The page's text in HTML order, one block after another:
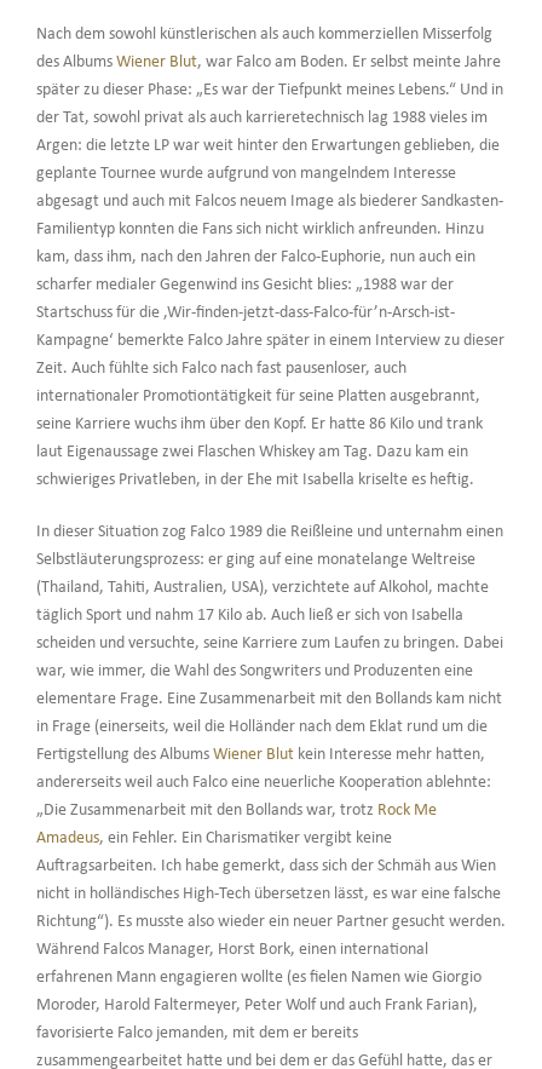
Nach dem sowohl künstlerischen als auch kommerziellen Misserfolg
des Albums Wiener Blut, war Falco am Boden. Er selbst meinte Jahre
später zu dieser Phase: „Es war der Tiefpunkt meines Lebens.“ Und in
der Tat, sowohl privat als auch karrieretechnisch lag 1988 vieles im
Argen: die letzte LP war weit hinter den Erwartungen geblieben, die
geplante Tournee wurde aufgrund von mangelndem Interesse
abgesagt und auch mit Falcos neuem Image als biederer Sandkasten-
Familientyp konnten die Fans sich nicht wirklich anfreunden. Hinzu
kam, dass ihm, nach den Jahren der Falco-Euphorie, nun auch ein
scharfer medialer Gegenwind ins Gesicht blies: „1988 war der
Startschuss für die ‚Wir-finden-jetzt-dass-Falco-für’n-Arsch-ist-
Kampagne‘ bemerkte Falco Jahre später in einem Interview zu dieser
Zeit. Auch fühlte sich Falco nach fast pausenloser, auch
internationaler Promotiontätigkeit für seine Platten ausgebrannt,
seine Karriere wuchs ihm über den Kopf. Er hatte 86 Kilo und trank
laut Eigenaussage zwei Flaschen Whiskey am Tag. Dazu kam ein
schwieriges Privatleben, in der Ehe mit Isabella kriselte es heftig.
In dieser Situation zog Falco 1989 die Reißleine und unternahm einen
Selbstläuterungsprozess: er ging auf eine monatelange Weltreise
(Thailand, Tahiti, Australien, USA), verzichtete auf Alkohol, machte
täglich Sport und nahm 17 Kilo ab. Auch ließ er sich von Isabella
scheiden und versuchte, seine Karriere zum Laufen zu bringen. Dabei
war, wie immer, die Wahl des Songwriters und Produzenten eine
elementare Frage. Eine Zusammenarbeit mit den Bollands kam nicht
in Frage (einerseits, weil die Holländer nach dem Eklat rund um die
Fertigstellung des Albums Wiener Blutkein Interesse mehr hatten,
andererseits weil auch Falco eine neuerliche Kooperation ablehnte:
„Die Zusammenarbeit mit den Bollands war, trotz Rock Me
Amadeus, ein Fehler. Ein Charismatiker vergibt keine
Auftragsarbeiten. Ich habe gemerkt, dass sich der Schmäh aus Wien
nicht in holländisches High-Tech übersetzen lässt, es war eine falsche
Richtung“). Es musste also wieder ein neuer Partner gesucht werden.
Während Falcos Manager, Horst Bork, einen international
erfahrenen Mann engagieren wollte (es fielen Namen wie Giorgio
Moroder, Harold Faltermeyer, Peter Wolf und auch Frank Farian),
favorisierte Falco jemanden, mit dem er bereits
zusammengearbeitet hatte und bei dem er das Gefühl hatte, das er